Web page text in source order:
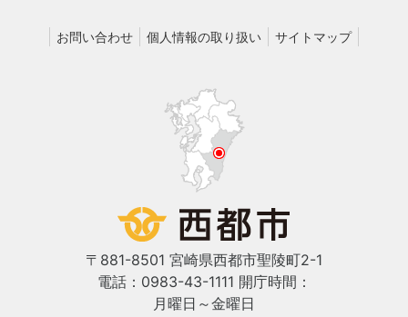
お問い合わせ 個人情報の取り扱い サイトマップ
〒881-8501 宮崎県西都市聖陵町2-1
電話：0983-43-1111 開庁時間：
月曜日～金曜日